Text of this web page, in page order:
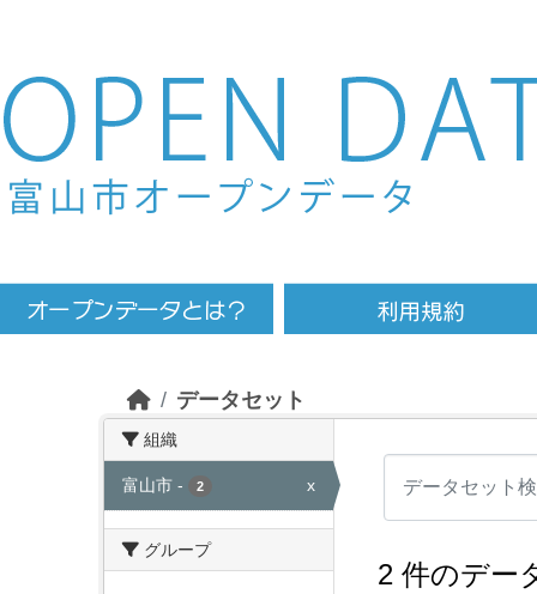
Skip to main content
データセット
組織
富山市 - 2 x
グループ
2 件のデー